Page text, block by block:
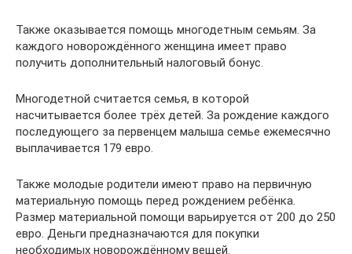
Также оказывается помощь многодетным семьям. За
каждого новорождённого женщина имеет право
получить дополнительный налоговый бонус.
Многодетной считается семья, в которой
насчитывается более трёх детей. За рождение каждого
последующего за первенцем малыша семье ежемесячно
выплачивается 179 евро.
Также молодые родители имеют право на первичную
материальную помощь перед рождением ребёнка.
Размер материальной помощи варьируется от 200 до 250
евро. Деньги предназначаются для покупки
необходимых новорождённому вещей.